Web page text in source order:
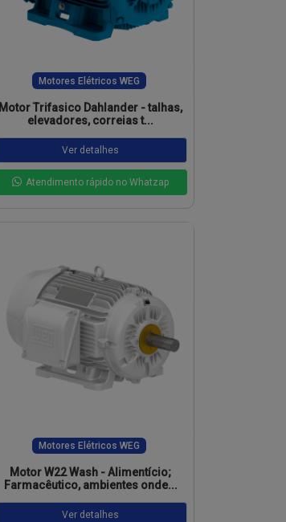
Motores Elétricos WEG
Motor Trifasico Dahlander - talhas,
elevadores, correias t...
Ver detalhes
Atendimento rápido no Whatzap
Motores Elétricos WEG
Motor W22 Wash - Alimentício;
Farmacêutico, ambientes onde...
Ver detalhes